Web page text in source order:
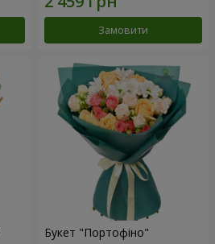
Замовити
Букет "Портофіно"